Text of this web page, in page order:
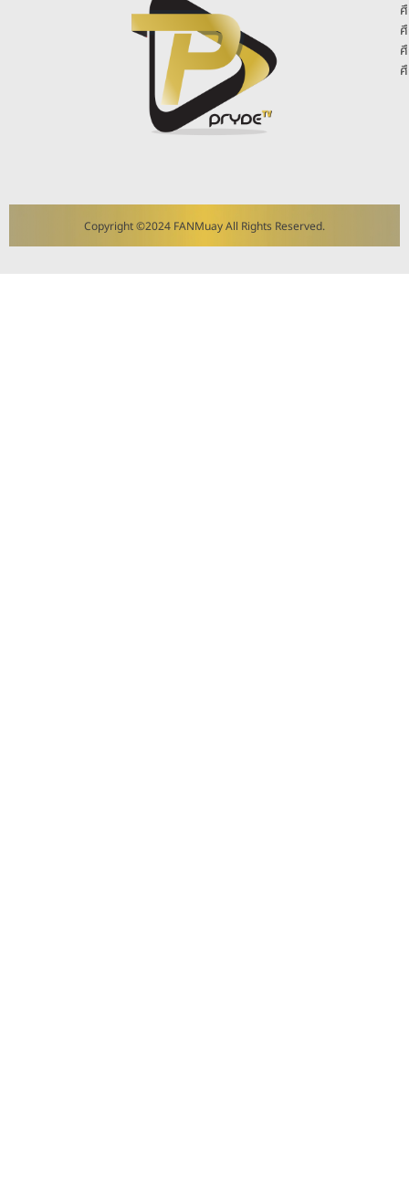
Copyright ©2024 FANMuay All Rights Reserved.